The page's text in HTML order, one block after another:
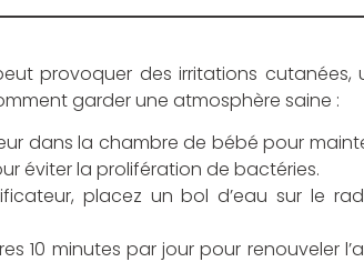
provoquer des irritations cutanées,
garder une atmosphère saine :
dans la chambre de bébé pour
éviter la prolifération de bactéries.
placez un bol d’eau sur le
10 minutes par jour pour renouveler